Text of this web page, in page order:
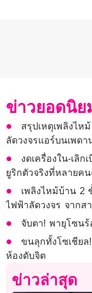
ข่าวยอดนิ
สรุปเหตุเพลิงไห
ลัดวงจรแอร์บนเพดา
งดเครื่องใน-เลิก
ยูริกตัวจริงที่หลายค
เพลิงไหม้บ้าน 2
ไฟฟ้าลัดวงจร จากส
จับตา! พายุโซนร้
ขนลุกทั้งโซเชียล
ห้องดับจิต
ข่าวล่าสุด